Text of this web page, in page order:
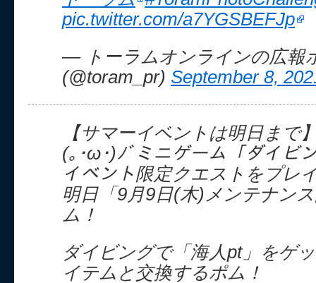
pic.twitter.com/a7YGSBEFJp
— トーラムオンラインの広報
(@toram_pr) September 8,
【サマーイベントは明日まで
(｡･ω･)ﾉﾞミニゲーム「ダイビ
イベント限定クエストをプレ
明日「9月9日(木)メンテナン
ム！
ダイビングで「海人pt」をゲ
イテムと交換するポム！